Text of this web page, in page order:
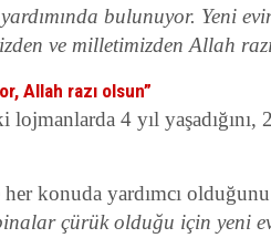
bulunuyor. Yeni
ve milletimizden Allah
Allah razı olsun”
lojmanlarda 4 yıl yaşadığını,
konuda yardımcı
çürük olduğu için yeni